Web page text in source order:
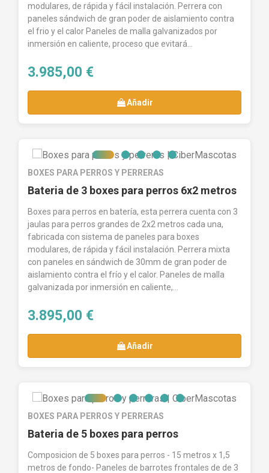
modulares, de rápida y fácil instalación. Perrera con
paneles sándwich de gran poder de aislamiento contra
el frio y el calor Paneles de malla galvanizados por
inmersión en caliente, proceso que evitará...
3.985,00 €
Añadir
BOXES PARA PERROS Y PERRERAS
Bateria de 3 boxes para perros 6x2 metros
Boxes para perros en batería, esta perrera cuenta con 3
jaulas para perros grandes de 2x2 metros cada una,
fabricada con sistema de paneles para boxes
modulares, de rápida y fácil instalación. Perrera mixta
con paneles en sándwich de 30mm de gran poder de
aislamiento contra el frío y el calor. Paneles de malla
galvanizada por inmersión en caliente,...
3.895,00 €
Añadir
BOXES PARA PERROS Y PERRERAS
Bateria de 5 boxes para perros
Composicion de 5 boxes para perros - 15 metros x 1,5
metros de fondo- Paneles de barrotes frontales de de 3